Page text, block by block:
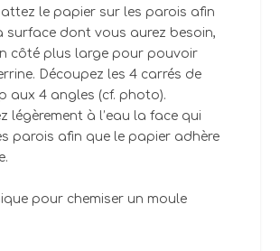
le papier sur les parois afin
surface dont vous aurez besoin,
côté plus large pour pouvoir
Découpez les 4 carrés de
aux 4 angles (cf. photo).
légèrement à l’eau la face qui
parois afin que le papier adhère